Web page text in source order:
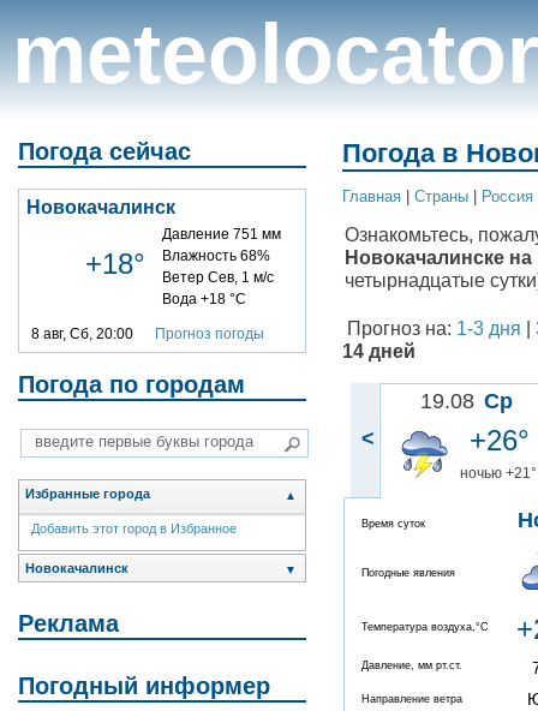
meteolocator
Погода сейчас
Новокачалинск
+18°
Давление 751 мм
Влажность 68%
Ветер Сев, 1 м/с
Вода +18 °C
8 авг, Сб, 20:00 Прогноз погоды
Погода по городам
Избранные города ▲
Добавить этот город в Избранное
Новокачалинск ▼
Реклама
Погодный информер
Погода в
Главная Cтраны Россия
Ознакомьтесь,
Новокачалинске на
четырнадцатые
Прогноз на: 1-3 дня
14 дней
<
19.08 Ср
+26°
ночью +21°
Время суток
Погодные явления
Температура воздуха,°C
Давление, мм рт.ст.
Направление ветра